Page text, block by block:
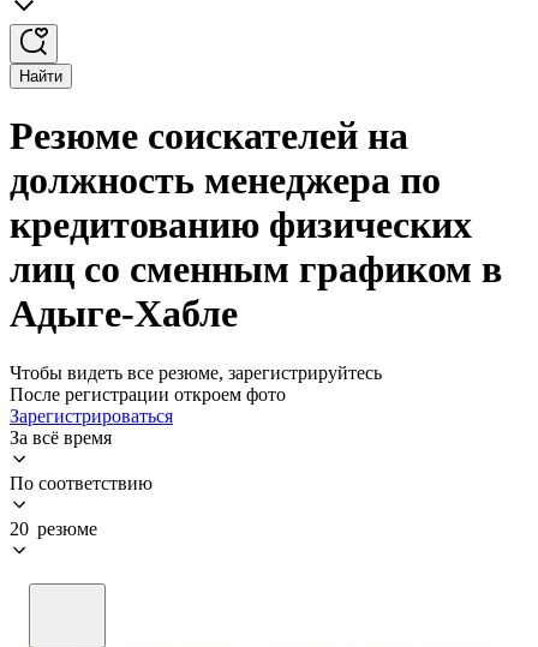
Найти
Резюме соискателей на
должность менеджера по
кредитованию физических
лиц со сменным графиком в
Адыге-Хабле
Чтобы видеть все резюме, зарегистрируйтесь
После регистрации откроем фото
Зарегистрироваться
За всё время
По соответствию
20 резюме